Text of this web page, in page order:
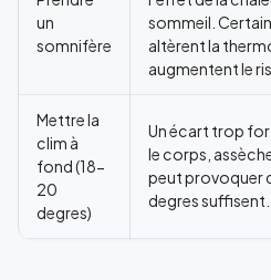
un
somnifère
sommeil.
altèrent la
augmentent le
Mettre la
clim à
fond (18-
20
degres)
Un écart trop
le corps,
peut provoquer
degres suffisent.